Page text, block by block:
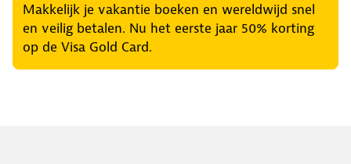
Makkelijk je vakantie boeken en wereldwijd snel
en veilig betalen. Nu het eerste jaar 50% korting
op de Visa Gold Card.